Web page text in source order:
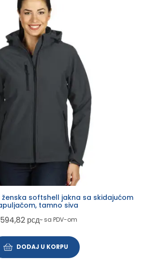
ženska softshell jakna sa skidajućom
tamno siva
рсд~ sa PDV-om
DODAJ U KORPU